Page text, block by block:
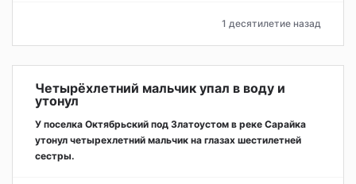
1 десятилетие назад
Четырёхлетний мальчик упал в воду и
утонул
У поселка Октябрьский под Златоустом в реке Сарайка
утонул четырехлетний мальчик на глазах шестилетней
сестры.